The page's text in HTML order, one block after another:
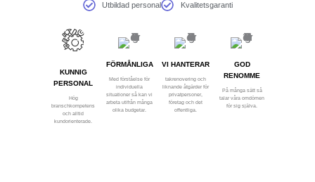
Utbildad personal
Kvalitetsgaranti
KUNNIG
PERSONAL
Hög
branschkompetens
och alltid
kundorienterade.
FÖRMÅNLIGA
Med förståelse för
individuella
situationer så kan vi
arbeta utifrån många
olika budgetar.
VI HANTERAR
takrenovering och
liknande åtgärder för
privatpersoner,
företag och det
offentliga.
GOD
RENOMME
På många sätt så
talar våra omdömen
för sig själva.